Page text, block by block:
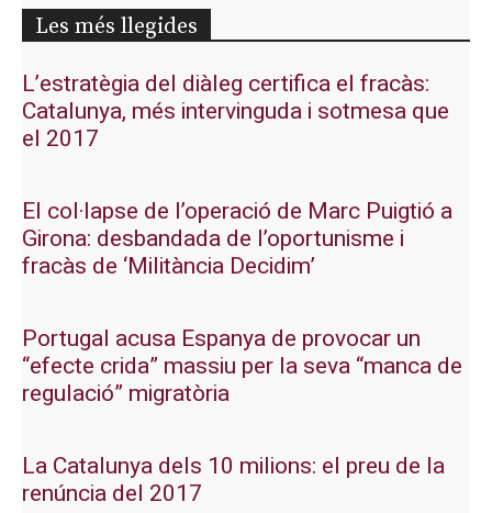
Les més llegides
L’estratègia del diàleg certifica el fracàs:
Catalunya, més intervinguda i sotmesa que
el 2017
El col·lapse de l’operació de Marc Puigtió a
Girona: desbandada de l’oportunisme i
fracàs de ‘Militància Decidim’
Portugal acusa Espanya de provocar un
“efecte crida” massiu per la seva “manca de
regulació” migratòria
La Catalunya dels 10 milions: el preu de la
renúncia del 2017